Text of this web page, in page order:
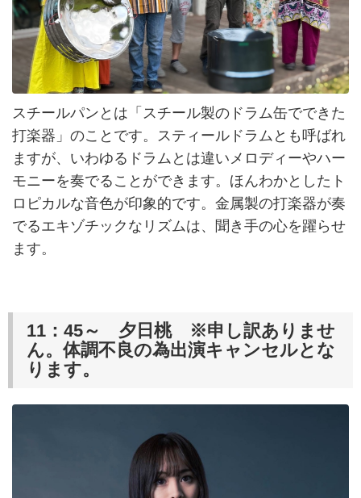
スチールパンとは「スチール製のドラム缶でできた
打楽器」のことです。スティールドラムとも呼ばれ
ますが、いわゆるドラムとは違いメロディーやハー
モニーを奏でることができます。ほんわかとしたト
ロピカルな音色が印象的です。金属製の打楽器が奏
でるエキゾチックなリズムは、聞き手の心を躍らせ
ます。
11：45～ 夕日桃 ※申し訳ありませ
ん。体調不良の為出演キャンセルとな
ります。